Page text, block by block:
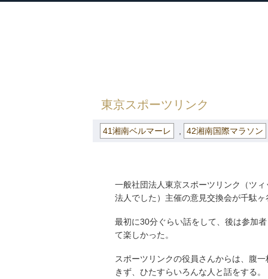
東京スポーツリンク
41湘南ベルマーレ 42湘南国際マラソン
一般社団法人東京スポーツリンク（ツ
法人でした）主催の意見交換会が千駄
最初に30分ぐらい話をして、後は参加
て楽しかった。
スポーツリンクの役員さんからは、腹
きず、ひたすらいろんな人と話をする。